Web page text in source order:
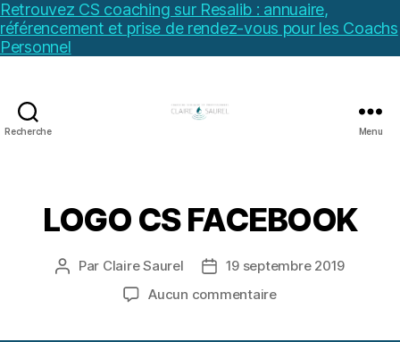
Retrouvez CS coaching sur Resalib : annuaire,
référencement et prise de rendez-vous pour les Coachs
Personnel
Recherche Menu
LOGO CS FACEBOOK
Auteur
Par Claire Saurel
Date19 septembre 2019
Aucun commentairesur